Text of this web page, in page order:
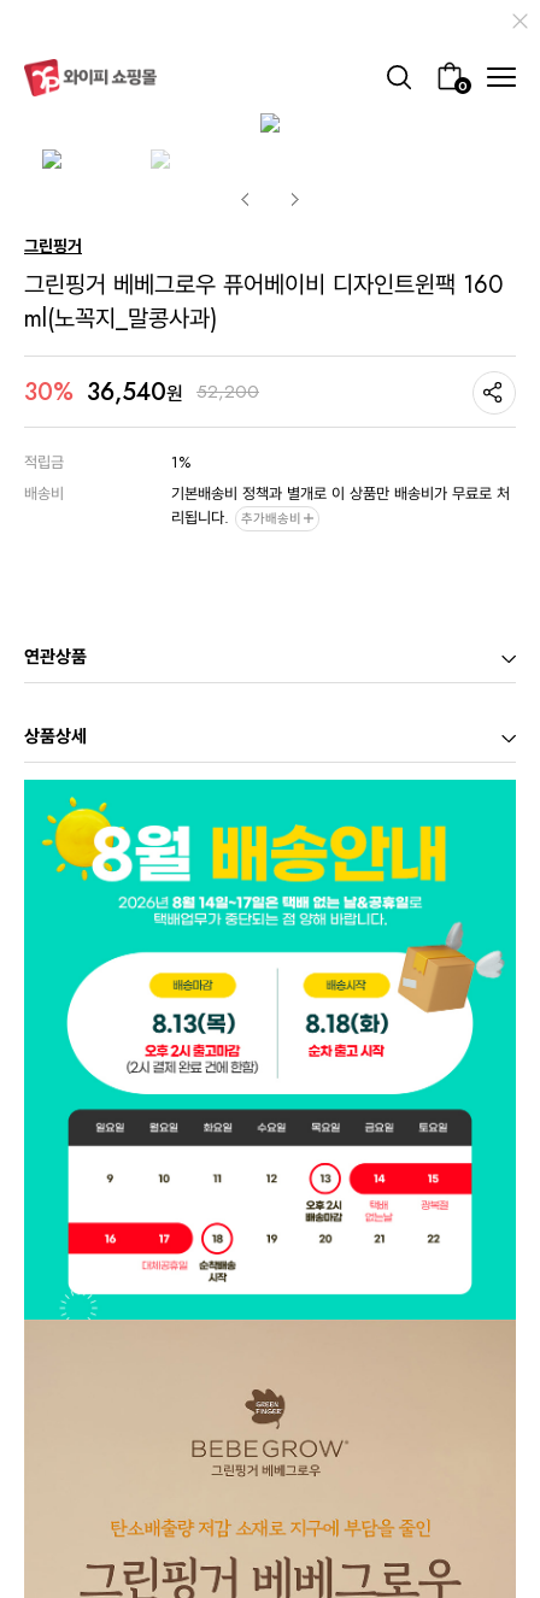
0
그린핑거
그린핑거 베베그로우 퓨어베이비 디자인트윈팩 160
ml(노꼭지_말콩사과)
30% 36,540원 52,200
적립금
1%
배송비
기본배송비 정책과 별개로 이 상품만 배송비가 무료로 처
리됩니다.
추가배송비
연관상품
상품상세